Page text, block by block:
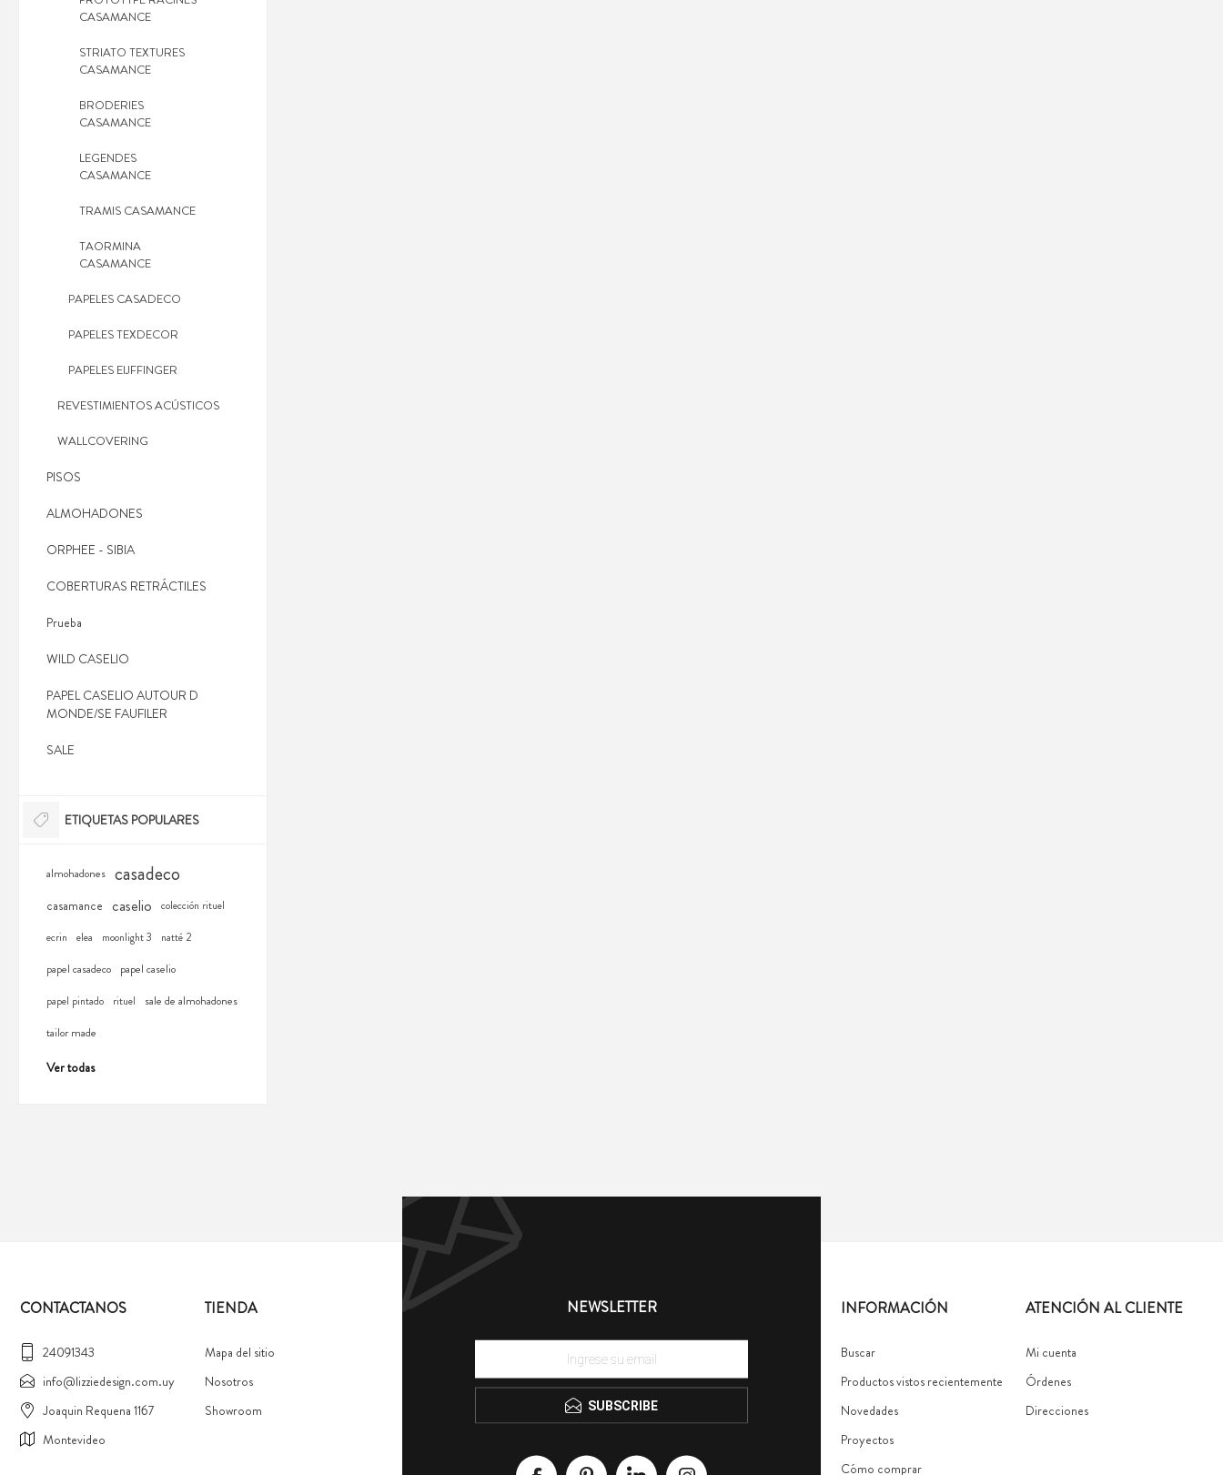
CASAMANCE
STRIATO TEXTURES
CASAMANCE
BRODERIES
CASAMANCE
LEGENDES
CASAMANCE
TRAMIS CASAMANCE
TAORMINA
CASAMANCE
PAPELES CASADECO
PAPELES TEXDECOR
PAPELES EIJFFINGER
REVESTIMIENTOS ACÚSTICOS
WALLCOVERING
PISOS
ALMOHADONES
ORPHEE - SIBIA
COBERTURAS RETRÁCTILES
Prueba
WILD CASELIO
PAPEL CASELIO AUTOUR D
MONDE/SE FAUFILER
SALE
ETIQUETAS POPULARES
almohadones casadeco
casamance caselio colección rituel
ecrin elea moonlight 3 natté 2
papel casadeco papel caselio
papel pintado rituel
sale de almohadones
tailor made
Ver todas
NEWSLETTER
SUBSCRIBE
CONTACTANOS
24091343
info@lizziedesign.com.uy
Joaquin Requena 1167
Montevideo
TIENDA
Mapa del sitio
Nosotros
Showroom
INFORMACIÓN
Buscar
Productos vistos recientemente
Novedades
Proyectos
Cómo comprar
ATENCIÓN AL CLIENTE
Mi cuenta
Órdenes
Direcciones